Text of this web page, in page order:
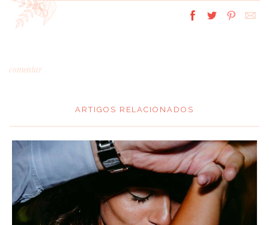
comentar
ARTIGOS RELACIONADOS